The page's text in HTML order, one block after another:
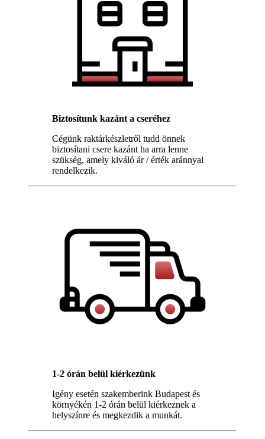
Biztosítunk kazánt a cseréhez
Cégünk raktárkészletről tudd önnek
biztosítani csere kazánt ha arra lenne
szükség, amely kiváló ár / érték aránnyal
rendelkezik.
1-2 órán belül kiérkezünk
Igény esetén szakemberink Budapest és
környékén 1-2 órán belül kiérkeznek a
helyszínre és megkezdik a munkát.